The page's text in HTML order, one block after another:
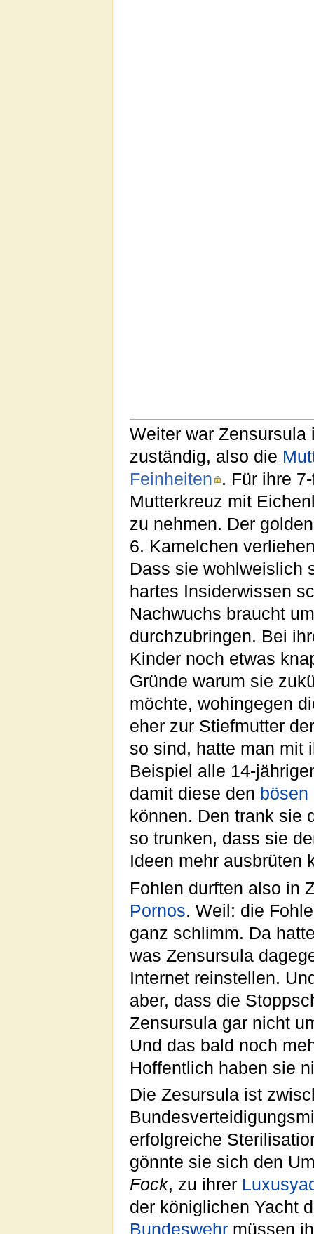
Weiter war
zuständig, also die
Feinheiten . Für ihre
Mutterkreuz mit
zu nehmen. Der
6. Kamelchen
Dass sie wohlweislich
hartes Insiderwissen
Nachwuchs braucht
durchzubringen. Bei
Kinder noch etwas
Gründe warum sie
möchte, wohingegen
eher zur Stiefmutter
so sind, hatte man mit
Beispiel alle 14-
damit diese den bösen
können. Den trank sie
so trunken, dass sie
Ideen mehr ausbrüten
Fohlen durften also in
Pornos. Weil: die
ganz schlimm. Da
was Zensursula
Internet reinstellen.
aber, dass die
Zensursula gar nicht
Und das bald noch
Hoffentlich haben sie
Die Zesursula ist
erfolgreiche
gönnte sie sich den
Fock, zu ihrer
der königlichen Yacht
Bundeswehr müssen